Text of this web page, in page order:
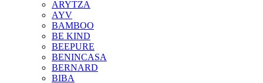
ARYTZA
AYV
BAMBOO
BE KIND
BEEPURE
BENINCASA
BERNARD
BIBA